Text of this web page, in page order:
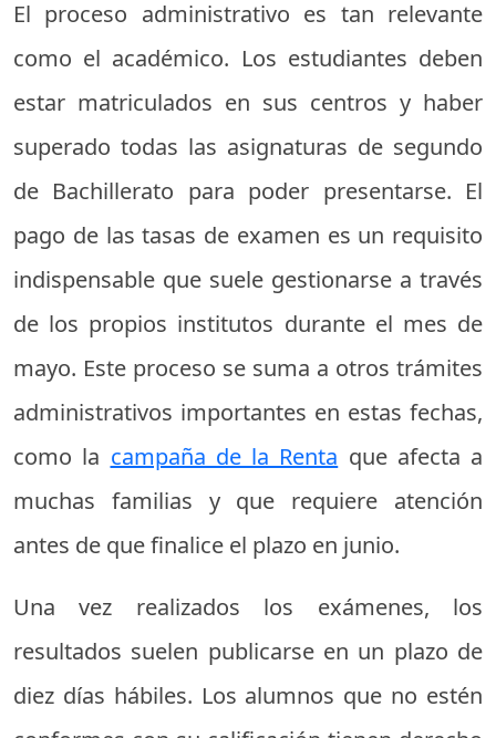
El proceso administrativo es tan relevante
como el académico. Los estudiantes deben
estar matriculados en sus centros y haber
superado todas las asignaturas de segundo
de Bachillerato para poder presentarse. El
pago de las tasas de examen es un requisito
indispensable que suele gestionarse a través
de los propios institutos durante el mes de
mayo. Este proceso se suma a otros trámites
administrativos importantes en estas fechas,
como la campaña de la Renta que afecta a
muchas familias y que requiere atención
antes de que finalice el plazo en junio.
Una vez realizados los exámenes, los
resultados suelen publicarse en un plazo de
diez días hábiles. Los alumnos que no estén